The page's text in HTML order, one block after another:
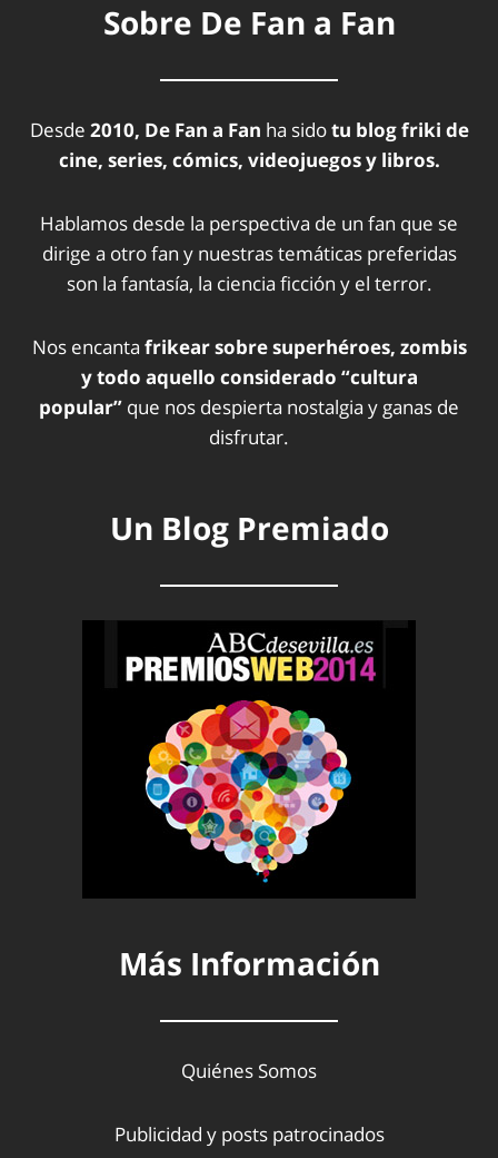
Sobre De Fan a Fan
Desde 2010, De Fan a Fan ha sidotu blog friki de
cine, series, cómics, videojuegos y libros.
Hablamos desde la perspectiva de un fan que se
dirige a otro fan y nuestras temáticas preferidas
son la fantasía, la ciencia ficción y el terror.
Nos encanta frikear sobre superhéroes, zombis
y todo aquello considerado “cultura
popular” que nos despierta nostalgia y ganas de
disfrutar.
Un Blog Premiado
Más Información
Quiénes Somos
Publicidad y posts patrocinados